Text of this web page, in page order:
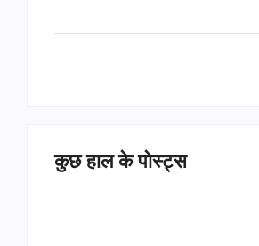
कुछ हाल के पोस्ट्स